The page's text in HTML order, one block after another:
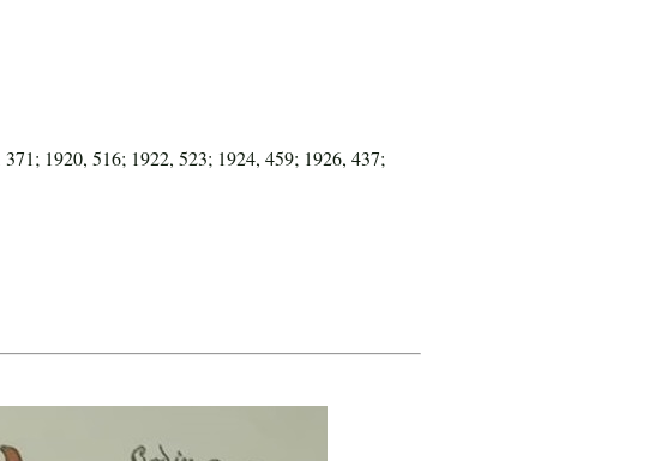
371; 1920, 516; 1922, 523; 1924, 459; 1926, 437;